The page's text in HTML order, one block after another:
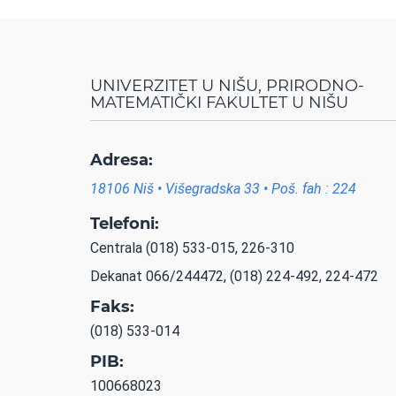
UNIVERZITET U NIŠU, PRIRODNO-
MATEMATIČKI FAKULTET U NIŠU
Adresa:
18106 Niš • Višegradska 33 • Poš. fah : 224
Telefoni:
Centrala (018) 533-015, 226-310
Dekanat 066/244472, (018) 224-492, 224-472
Faks:
(018) 533-014
PIB:
100668023